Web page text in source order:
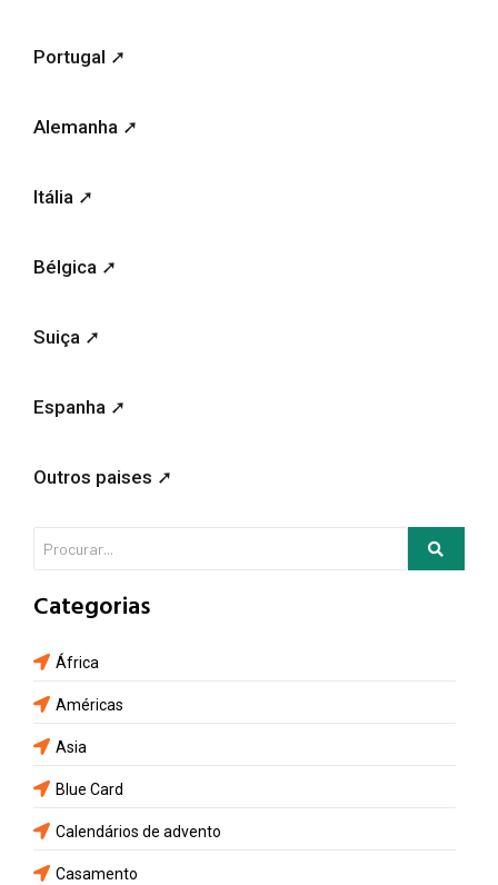
Portugal ➚
Alemanha ➚
Itália ➚
Bélgica ➚
Suiça ➚
Espanha ➚
Outros paises ➚
Categorias
África
Américas
Asia
Blue Card
Calendários de advento
Casamento